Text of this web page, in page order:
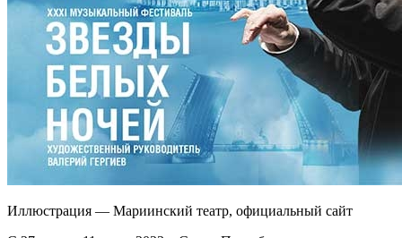
Иллюстрация — Мариинский театр, официальный сайт